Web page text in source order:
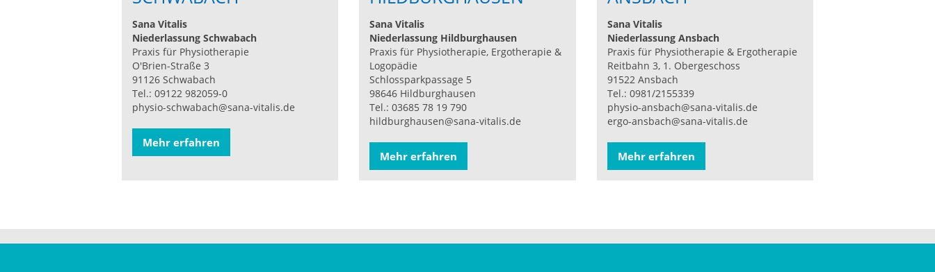
Sana Vitalis
Niederlassung Schwabach
Praxis für Physiotherapie
O'Brien-Straße 3
91126 Schwabach
Tel.: 09122 982059-0
physio-schwabach@sana-vitalis.de
Mehr erfahren
Sana Vitalis
Niederlassung Hildburghausen
Praxis für Physiotherapie, Ergotherapie &
Logopädie
Schlossparkpassage 5
98646 Hildburghausen
Tel.: 03685 78 19 790
hildburghausen@sana-vitalis.de
Mehr erfahren
Sana Vitalis
Niederlassung Ansbach
Praxis für Physiotherapie & Ergotherapie
Reitbahn 3, 1. Obergeschoss
91522 Ansbach
Tel.: 0981/2155339
physio-ansbach@sana-vitalis.de
ergo-ansbach@sana-vitalis.de
Mehr erfahren